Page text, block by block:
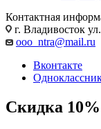
Контактная
г. Владивосток
ooo_ntra@mail.ru
Вконтакте
Скидка